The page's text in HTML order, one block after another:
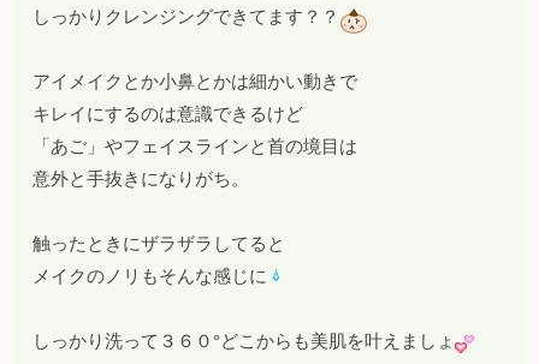
しっかりクレンジングできてます？？
アイメイクとか小鼻とかは細かい動きで
キレイにするのは意識できるけど
「あご」やフェイスラインと首の境目は
意外と手抜きになりがち。
触ったときにザラザラしてると
メイクのノリもそんな感じに
しっかり洗って３６０°どこからも美肌を叶えましょ